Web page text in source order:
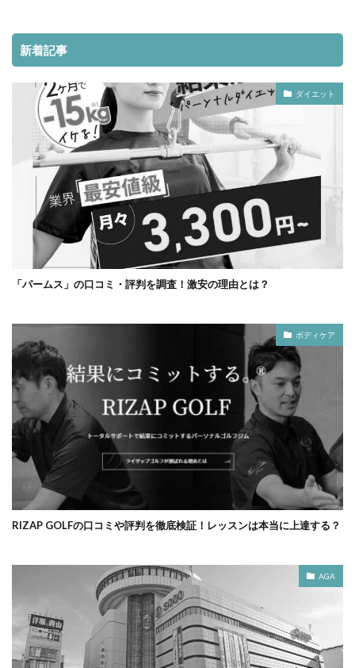
新着記事
ダイエット
「パームス」の口コミ・評判を調査！激安の理由とは？
ボディケア
RIZAP GOLFの口コミや評判を徹底検証！レッスンは本当に上達する？
AGA